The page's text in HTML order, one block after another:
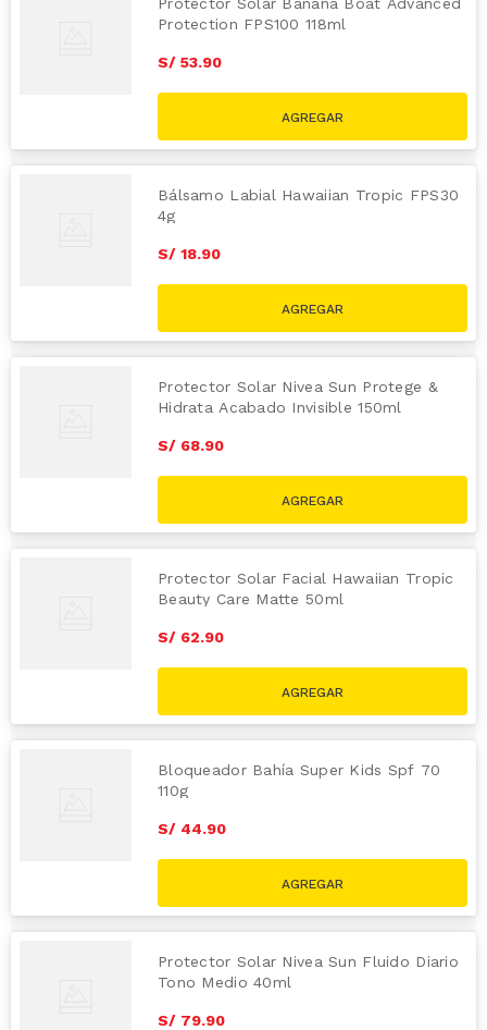
Protection FPS100 118ml
S/ 53.90
Bálsamo Labial Hawaiian Tropic FPS30
4g
S/ 18.90
Protector Solar Nivea Sun Protege &
Hidrata Acabado Invisible 150ml
S/ 68.90
Protector Solar Facial Hawaiian Tropic
Beauty Care Matte 50ml
S/ 62.90
Bloqueador Bahía Super Kids Spf 70
110g
S/ 44.90
Protector Solar Nivea Sun Fluido Diario
Tono Medio 40ml
S/ 79.90